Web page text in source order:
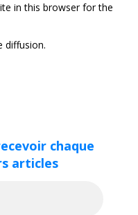
in this browser for the
diffusion.
chaque
articles